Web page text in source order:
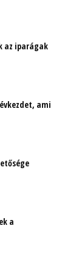
az iparágak
ami
a